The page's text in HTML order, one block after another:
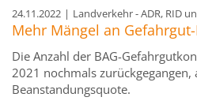
24.11.2022 | Landverkehr - ADR, RID
Mehr Mängel an
Die Anzahl der BAG-
2021 nochmals zurückgegangen,
Beanstandungsquote.